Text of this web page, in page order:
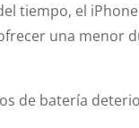
tiempo, el
una menor
de batería